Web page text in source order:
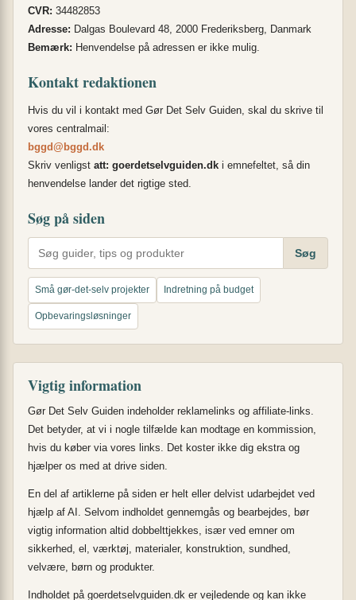
CVR: 34482853
Adresse: Dalgas Boulevard 48, 2000 Frederiksberg, Danmark
Bemærk: Henvendelse på adressen er ikke mulig.
Kontakt redaktionen
Hvis du vil i kontakt med Gør Det Selv Guiden, skal du skrive til
vores centralmail:
bggd@bggd.dk
Skriv venligst att: goerdetselvguiden.dk i emnefeltet, så din
henvendelse lander det rigtige sted.
Søg på siden
Søg
Små gør-det-selv projekter Indretning på budget
Opbevaringsløsninger
Vigtig information
Gør Det Selv Guiden indeholder reklamelinks og affiliate-links.
Det betyder, at vi i nogle tilfælde kan modtage en kommission,
hvis du køber via vores links. Det koster ikke dig ekstra og
hjælper os med at drive siden.
En del af artiklerne på siden er helt eller delvist udarbejdet ved
hjælp af AI. Selvom indholdet gennemgås og bearbejdes, bør
vigtig information altid dobbelttjekkes, især ved emner om
sikkerhed, el, værktøj, materialer, konstruktion, sundhed,
velvære, børn og produkter.
Indholdet på goerdetselvguiden.dk er vejledende og kan ikke